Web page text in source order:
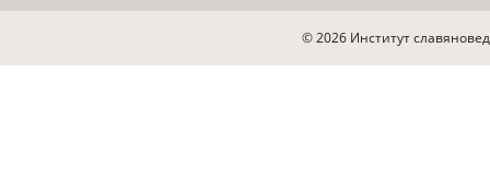
© 2026 Институт